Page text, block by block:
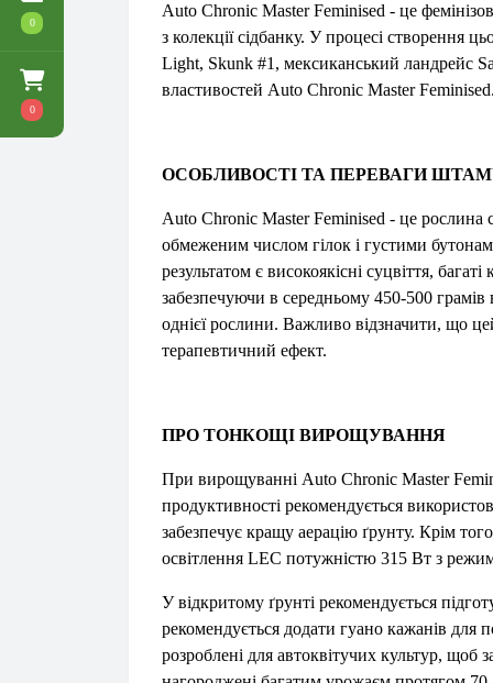
0
0
Auto Chronic Master Feminised - це
з колекції сідбанку. У процесі створення
Light, Skunk #1, мексиканський ландрейс
властивостей Auto Chronic Master
ОСОБЛИВОСТІ ТА ПЕРЕВАГИ
Auto Chronic Master Feminised - це рослина
обмеженим числом гілок і густими
результатом є високоякісні суцвіття,
забезпечуючи в середньому 450-500
однієї рослини. Важливо відзначити, що
терапевтичний ефект.
ПРО ТОНКОЩІ ВИРОЩУВАННЯ
При вирощуванні Auto Chronic Master
продуктивності рекомендується
забезпечує кращу аерацію ґрунту. Крім
освітлення LEC потужністю 315 Вт з
У відкритому ґрунті рекомендується
рекомендується додати гуано кажанів для
розроблені для автоквітучих культур,